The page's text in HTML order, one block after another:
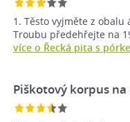
1. Těsto vyjměte z
Troubu předehřejte na
více o Řecká pita s
Piškotový korpus